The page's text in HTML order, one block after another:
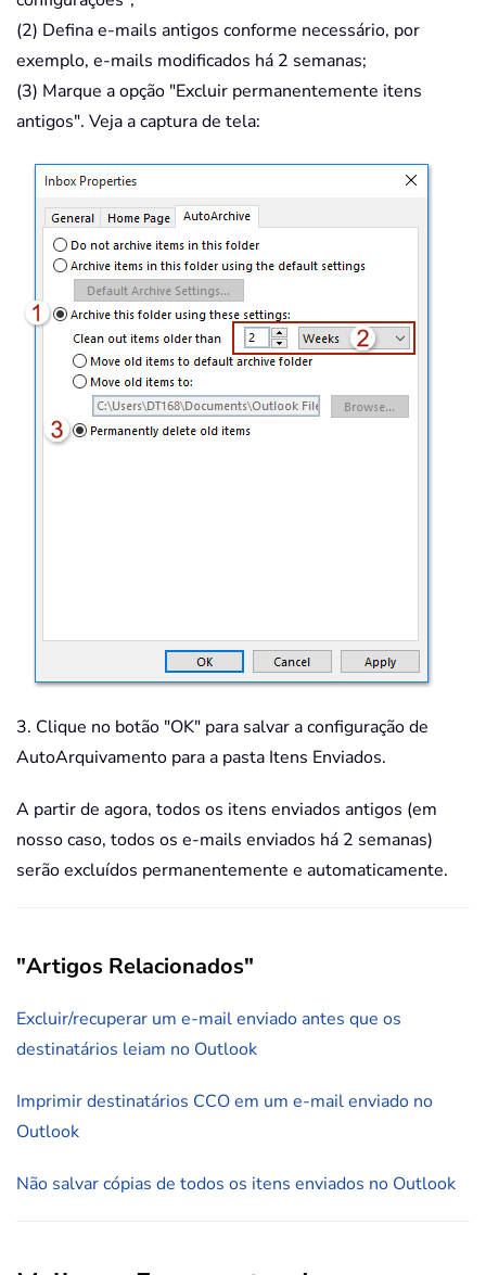
(2) Defina e-mails antigos conforme necessário, por
exemplo, e-mails modificados há 2 semanas;
(3) Marque a opção "Excluir permanentemente itens
antigos". Veja a captura de tela:
3. Clique no botão "OK" para salvar a configuração de
AutoArquivamento para a pasta Itens Enviados.
A partir de agora, todos os itens enviados antigos (em
nosso caso, todos os e-mails enviados há 2 semanas)
serão excluídos permanentemente e automaticamente.
"Artigos Relacionados"
Excluir/recuperar um e-mail enviado antes que os
destinatários leiam no Outlook
Imprimir destinatários CCO em um e-mail enviado no
Outlook
Não salvar cópias de todos os itens enviados no Outlook